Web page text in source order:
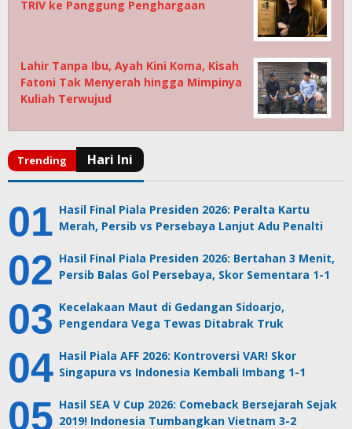
TRIV ke Panggung Penghargaan
Lahir Tanpa Ibu, Ayah Kini Koma, Kisah
Fatoni Tak Menyerah hingga Mimpinya
Kuliah Terwujud
Hasil Final Piala Presiden 2026: Peralta Kartu
Merah, Persib vs Persebaya Lanjut Adu Penalti
Hasil Final Piala Presiden 2026: Bertahan 3 Menit,
Persib Balas Gol Persebaya, Skor Sementara 1-1
Kecelakaan Maut di Gedangan Sidoarjo,
Pengendara Vega Tewas Ditabrak Truk
Hasil Piala AFF 2026: Kontroversi VAR! Skor
Singapura vs Indonesia Kembali Imbang 1-1
Hasil SEA V Cup 2026: Comeback Bersejarah Sejak
2019! Indonesia Tumbangkan Vietnam 3-2